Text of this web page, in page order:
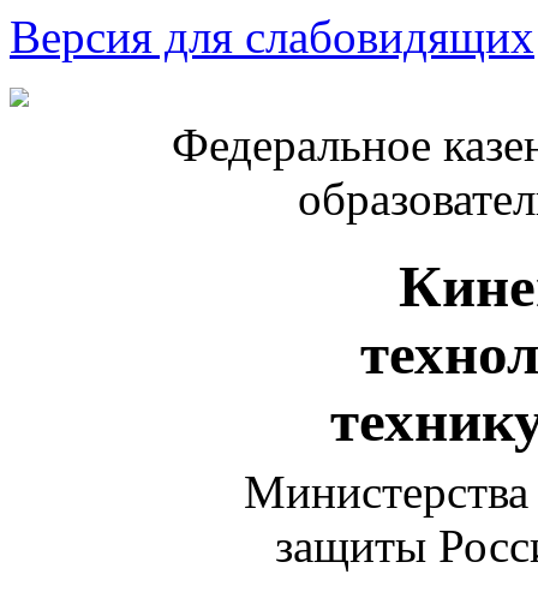
Версия для слабовидящих
Федеральное
защиты